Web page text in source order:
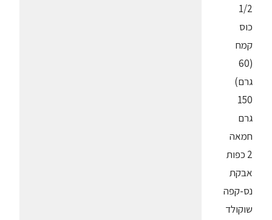
1/2
כוס
קמח
(60
גרם)
150
גרם
חמאה
2 כפות
אבקת
נס-קפה
שוקולד